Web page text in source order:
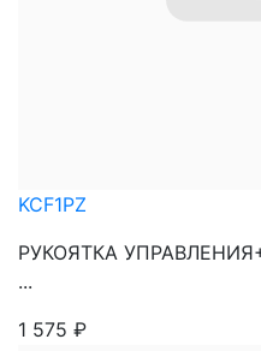
KCF1PZ
РУКОЯТКА
...
1 575 ₽